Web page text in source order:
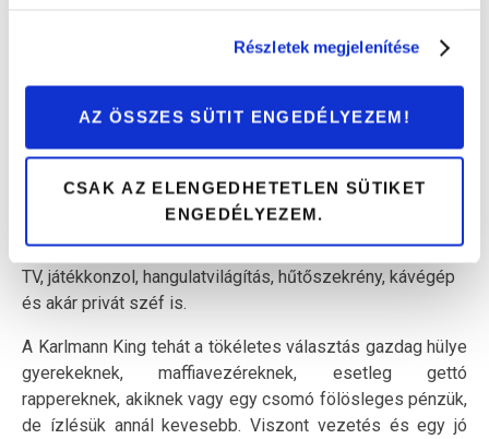
Részletek megjelenítése
AZ ÖSSZES SÜTIT ENGEDÉLYEZEM!
CSAK AZ ELENGEDHETETLEN SÜTIKET
ENGEDÉLYEZEM.
– igény szerint akár páncélozott golyóálló – kasztni
biztosítja a katonai harci jármű szerű megjelenést, addig a
beltérben inkább egy limuzin tartozékaival találkozhatunk:
TV, játékkonzol, hangulatvilágítás, hűtőszekrény, kávégép
és akár privát széf is.
A Karlmann King tehát a tökéletes választás gazdag hülye
gyerekeknek, maffiavezéreknek, esetleg gettó
rappereknek, akiknek vagy egy csomó fölösleges pénzük,
de ízlésük annál kevesebb. Viszont vezetés és egy jó